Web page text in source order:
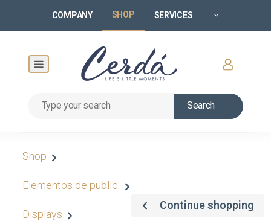
COMPANY SHOP SERVICES
Search
Shop
Elementos de public.
Displays
Continue shopping